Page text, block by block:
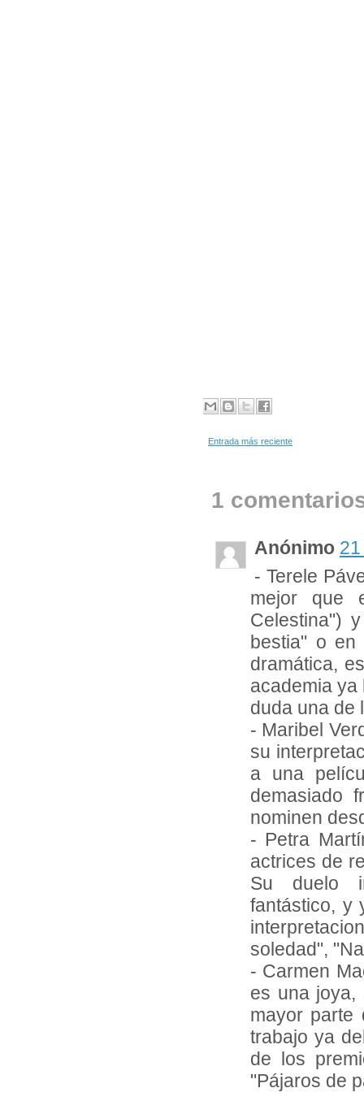
Entrada más reciente
1
Anónimo
- Terele
mejor que
Celestina")
bestia" o en
dramática,
academia ya
duda una de
- Maribel
su
a una
demasiado
nominen
- Petra
actrices de
Su duelo
fantástico, y
soledad",
- Carmen
es una joya,
mayor parte
trabajo ya
de los
"Pájaros de